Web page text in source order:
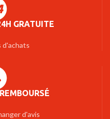
GRATUITE
d'achats
d'avis